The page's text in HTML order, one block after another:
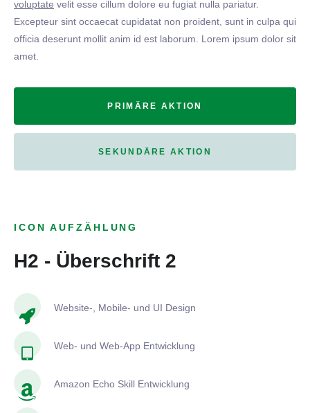
voluptate velit esse cillum dolore eu fugiat nulla pariatur.
Excepteur sint occaecat cupidatat non proident, sunt in culpa qui
officia deserunt mollit anim id est laborum. Lorem ipsum dolor sit
amet.
PRIMÄRE AKTION
SEKUNDÄRE AKTION
ICON AUFZÄHLUNG
H2 - Überschrift 2
Website-, Mobile- und UI Design
Web- und Web-App Entwicklung
Amazon Echo Skill Entwicklung